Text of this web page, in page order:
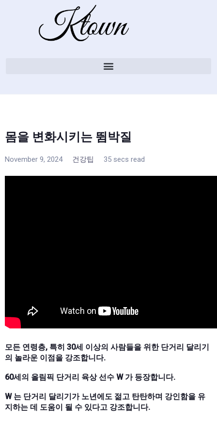
몸을 변화시키는 뜀박질
November 9, 2024 건강팁 35 secs read
모든 연령층, 특히 30세 이상의 사람들을 위한 단거리 달리기
의 놀라운 이점을 강조합니다.
60세의 올림픽 단거리 육상 선수 W 가 등장합니다.
W 는 단거리 달리기가 노년에도 젊고 탄탄하며 강인함을 유
지하는 데 도움이 될 수 있다고 강조합니다.